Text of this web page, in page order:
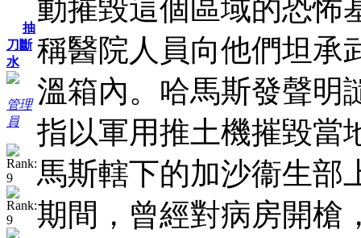
抽
刀斷
水
管理
員
動摧毀這個區域的恐怖
稱醫院人員向他們坦承
溫箱內。哈馬斯發聲明
指以軍用推土機摧毀當
馬斯轄下的加沙衞生部
期間，曾經對病房開槍